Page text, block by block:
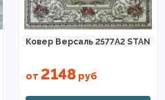
Ковер Версаль 2577A2 STAN
от 2148руб